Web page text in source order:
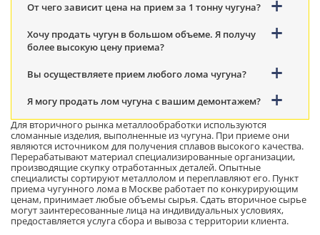
Для вторичного рынка металлообработки используются
сломанные изделия, выполненные из чугуна. При приеме они
являются источником для получения сплавов высокого качества.
Перерабатывают материал специализированные организации,
производящие скупку отработанных деталей. Опытные
специалисты сортируют металлолом и переплавляют его. Пункт
приема чугунного лома в Москве работает по конкурирующим
ценам, принимает любые объемы сырья. Сдать вторичное сырье
могут заинтересованные лица на индивидуальных условиях,
предоставляется услуга сбора и вывоза с территории клиента.
От чего зависит цена на прием за 1 тонну чугуна?
Хочу продать чугун в большом объеме. Я получу
более высокую цену приема?
Вы осуществляете прием любого лома чугуна?
Я могу продать лом чугуна с вашим демонтажем?